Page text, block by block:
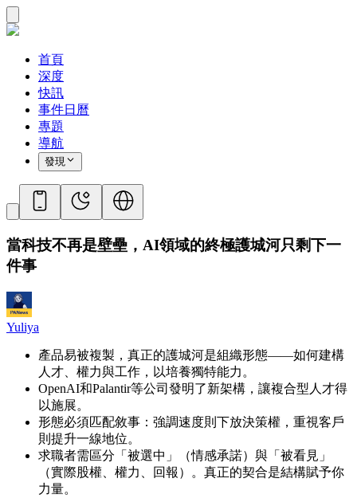
首頁
深度
快訊
事件日曆
專題
導航
發現
當科技不再是壁壘，AI領域的終極護城河只剩下一
件事
Yuliya
產品易被複製，真正的護城河是組織形態——如何建構
人才、權力與工作，以培養獨特能力。
OpenAI和Palantir等公司發明了新架構，讓複合型人才得
以施展。
形態必須匹配敘事：強調速度則下放決策權，重視客戶
則提升一線地位。
求職者需區分「被選中」（情感承諾）與「被看見」
（實際股權、權力、回報）。真正的契合是結構賦予你
力量。